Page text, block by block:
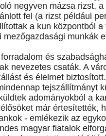
negyven mázsa rizst,
fel (a rizst például
a kun központból
mezőgazdasági munkák
és
nevezetes csaták. A
és élelmet
tejszállítmányt
adományokból a
már értesítették,
- emlékezik az
magyar fiatalok